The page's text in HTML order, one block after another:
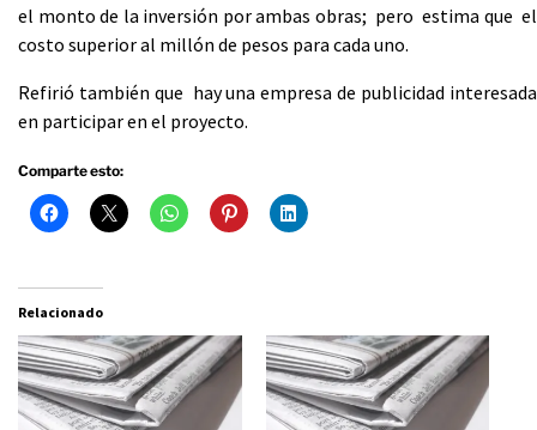
el monto de la inversión por ambas obras; pero estima que el
costo superior al millón de pesos para cada uno.
Refirió también que hay una empresa de publicidad interesada
en participar en el proyecto.
Comparte esto:
Relacionado